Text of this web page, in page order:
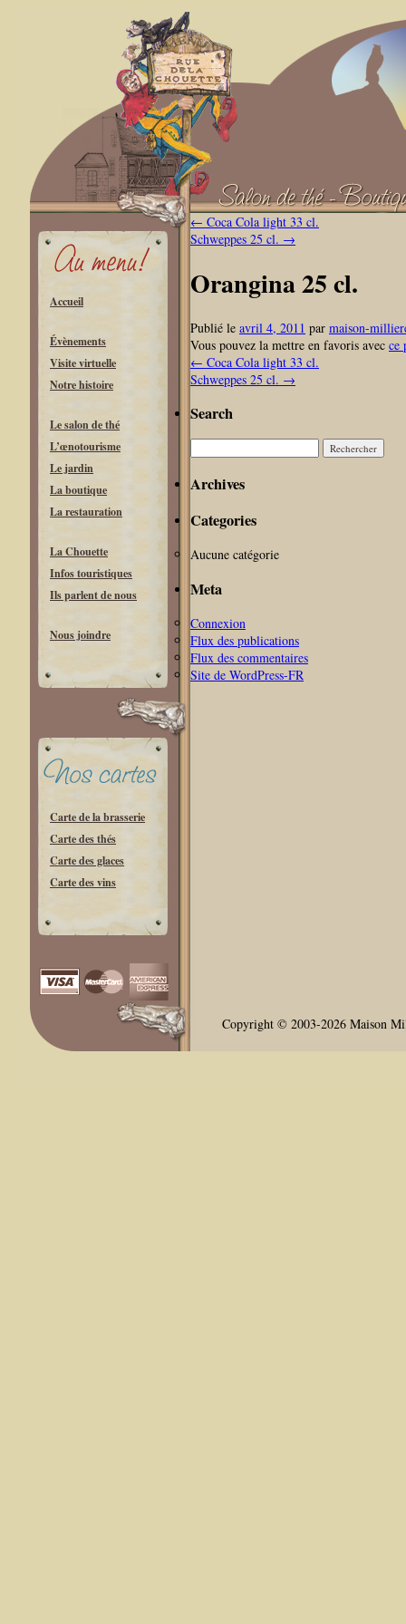
Accueil
Évènements
Visite virtuelle
Notre histoire
Le salon de thé
L’œnotourisme
Le jardin
La boutique
La restauration
La Chouette
Infos touristiques
Ils parlent de nous
Nous joindre
Carte de la brasserie
Carte des thés
Carte des glaces
Carte des vins
← Coca Cola light 33 cl.
Schweppes 25 cl. →
Orangina 25 cl.
Publié le avril 4, 2011 par maison-
Vous pouvez la mettre en favoris avec ce
← Coca Cola light 33 cl.
Schweppes 25 cl. →
Search
Archives
Categories
Aucune catégorie
Meta
Connexion
Flux des publications
Flux des commentaires
Site de WordPress-FR
Copyright © 2003-2026 Maison